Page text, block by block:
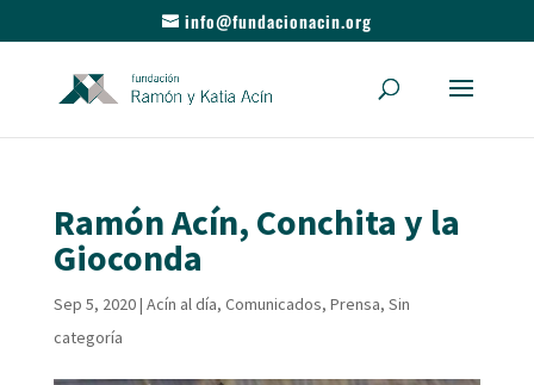
info@fundacionacin.org
Ramón Acín, Conchita y la
Gioconda
Sep 5, 2020| Acín al día, Comunicados, Prensa, Sin
categoría